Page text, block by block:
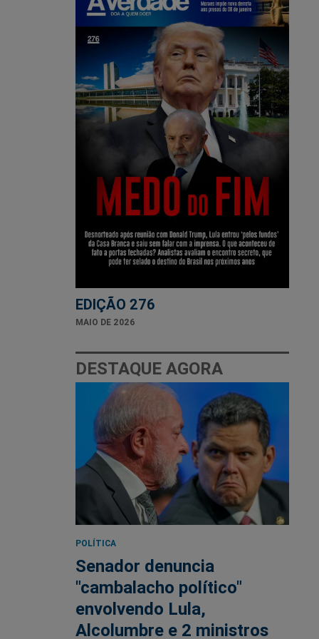
EDIÇÃO 276
MAIO DE 2026
DESTAQUE AGORA
POLÍTICA
Senador denuncia
"cambalacho político"
envolvendo Lula,
Alcolumbre e 2 ministros